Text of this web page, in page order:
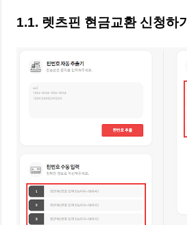
1.1. 렛츠핀 현금교환 신청하기